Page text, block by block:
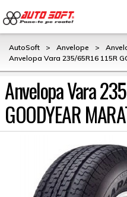
AutoSoft > Anvelope >
Anvelopa Vara 235/65R16 115R
Anvelopa Vara
GOODYEAR